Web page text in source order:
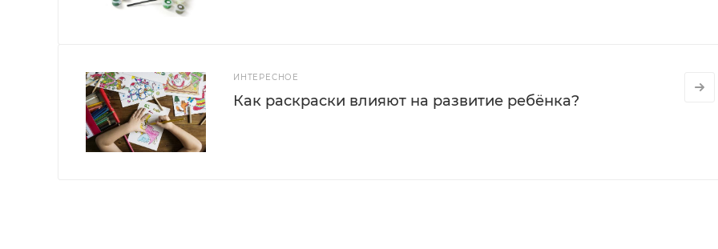
ИНТЕРЕСНОЕ
Как раскраски влияют на развитие ребёнка?